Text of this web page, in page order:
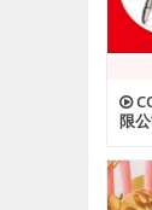
限
电
迎
家